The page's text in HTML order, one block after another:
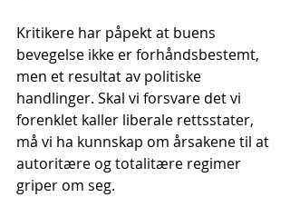
Kritikere har påpekt at buens
bevegelse ikke er forhåndsbestemt,
men et resultat av politiske
handlinger. Skal vi forsvare det vi
forenklet kaller liberale rettsstater,
må vi ha kunnskap om årsakene til at
autoritære og totalitære regimer
griper om seg.